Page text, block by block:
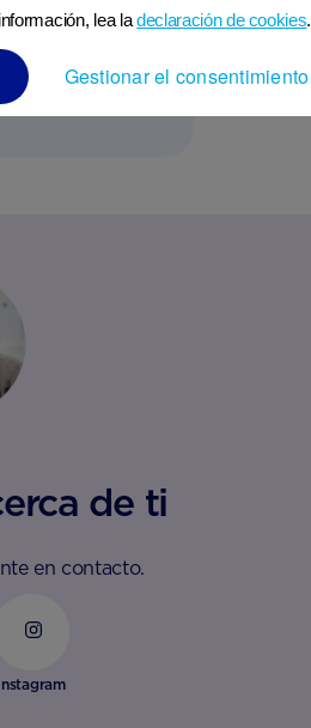
matutinas?
de ti
en contacto.
lea ladeclaración de cookies.
Gestionar el consentimiento